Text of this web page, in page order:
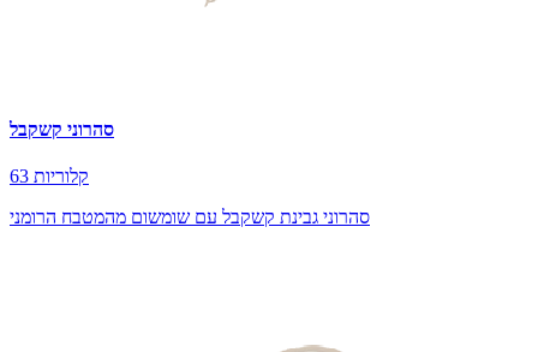
סהרוני קשקבל
63 קלוריות
סהרוני גבינת קשקבל עם שומשום מהמטבח הרומני